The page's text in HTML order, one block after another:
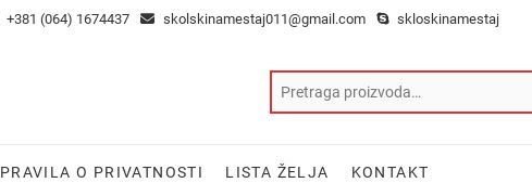
+381 (064) 1674437 skolskinamestaj011@gmail.com skloskinamestaj
PRAVILA O PRIVATNOSTI LISTA ŽELJA KONTAKT